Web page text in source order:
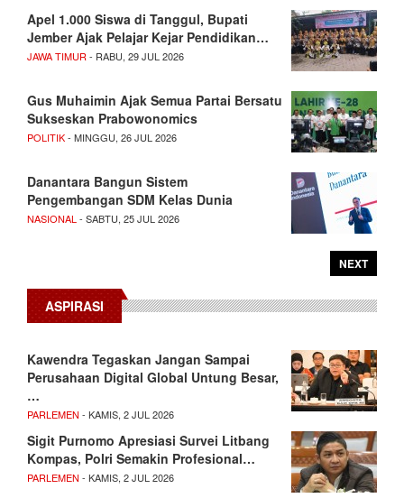
Apel 1.000 Siswa di Tanggul, Bupati
Jember Ajak Pelajar Kejar Pendidikan…
JAWA TIMUR - RABU, 29 JUL 2026
Gus Muhaimin Ajak Semua Partai Bersatu
Sukseskan Prabowonomics
POLITIK- MINGGU, 26 JUL 2026
Danantara Bangun Sistem
Pengembangan SDM Kelas Dunia
NASIONAL - SABTU, 25 JUL 2026
NEXT
ASPIRASI
Kawendra Tegaskan Jangan Sampai
Perusahaan Digital Global Untung Besar,
…
PARLEMEN - KAMIS, 2 JUL 2026
Sigit Purnomo Apresiasi Survei Litbang
Kompas, Polri Semakin Profesional…
PARLEMEN - KAMIS, 2 JUL 2026